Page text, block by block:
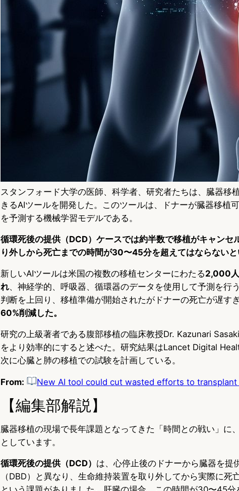
スタンフォード大学の医師、科学者、研究者たちは、臓器移
きるAIツールを開発した。このツールは、ドナーが臓器移植
を予測する機械学習モデルである。
循環死後の提供（DCD）ケースでは約半数で移植がキャンセ
り外しから死亡までの時間が30〜45分を超えてはならないと
新しいAIツールは米国の複数の移植センターにわたる2,000人
れ、神経学的、呼吸器、循環器のデータを使用して予測を行
判断を上回り、移植準備が開始されたがドナーの死亡が遅す
60%削減した。
研究の上級著者である腹部移植の臨床教授Dr. Kazunari
をより効率的にすると述べた。研究結果はLancet Digital
次に心臓と肺の移植での試験を計画している。
From: New AI tool could cut wasted efforts to transplant
【編集部解説】
臓器移植の現場で長年課題となってきた「時間との戦い」に
としています。
循環死後の提供（DCD） は、心停止後のドナーから臓器を提
（DBD）と異なり、生命維持装置を取り外してから実際に死